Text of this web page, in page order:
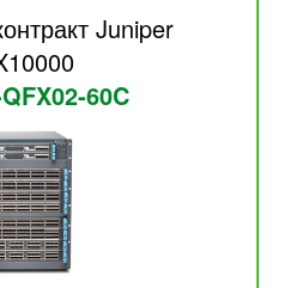
Juniper
60C